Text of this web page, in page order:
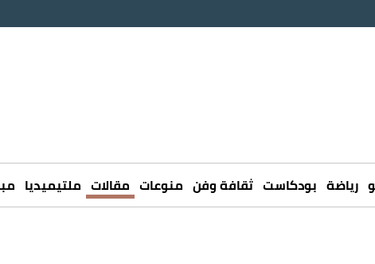
رياضة بودكاست ثقافة وفن منوعات مقالات ملتيميديا